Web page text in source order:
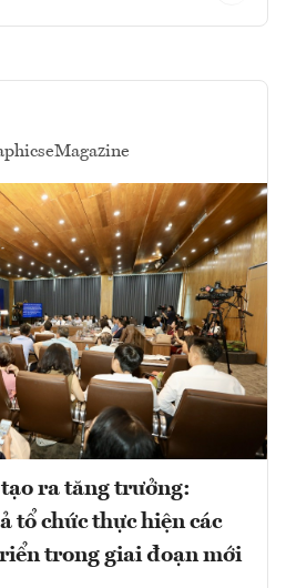
eMagazine
ra tăng trưởng:
tổ chức thực hiện các
trong giai đoạn mới